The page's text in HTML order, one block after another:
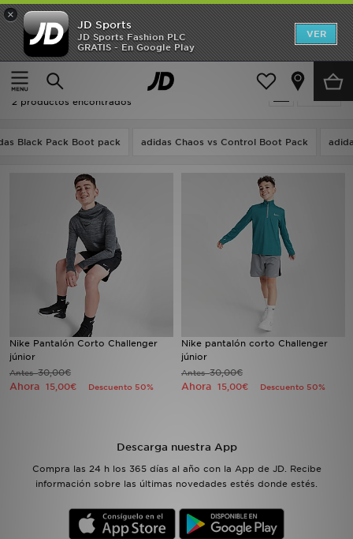
×
JD Sports
JD Sports Fashion PLC
GRATIS - En Google Play
VER
Página principal
Niños
Niños - Nike Challenger
2 productos encontrados
Black Pack Boot pack adidas Chaos vs Control Boot Pack
Nike Pantalón Corto Challenger
júnior
Antes30,00€
Ahora 15,00€ Descuento 50%
Nike pantalón corto Challenger
júnior
Antes30,00€
Ahora 15,00€ Descuento 50%
Descarga nuestra App
Compra las 24 h los 365 días al año con la App de JD. Recibe
información sobre las últimas novedades estés donde estés.
Hombre
Mujer
Niños
Deportes & Fitness
JD Fútbol
Ofertas
TARJETA REGALO
MI JD